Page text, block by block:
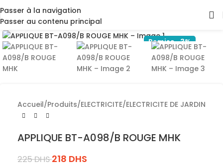
Passer à la navigation
Passer au contenu principal
Remise -3%
Cliquez pour agrandir
Accueil/Produits/ELECTRICITE/ELECTRICITE DE JARDIN
APPLIQUE BT-A098/B ROUGE MHK
225DHS 218 DHS